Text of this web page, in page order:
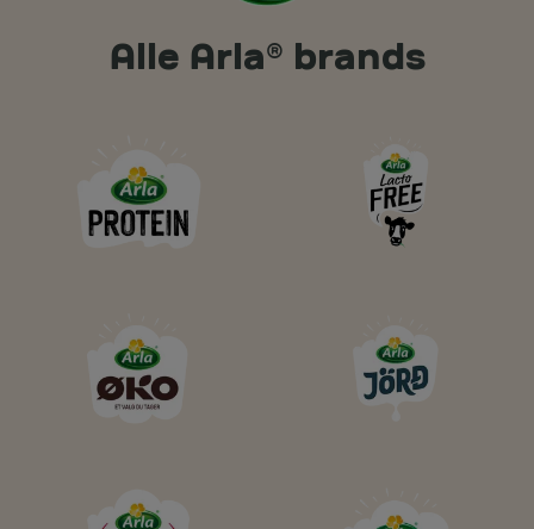
Alle Arla® brands